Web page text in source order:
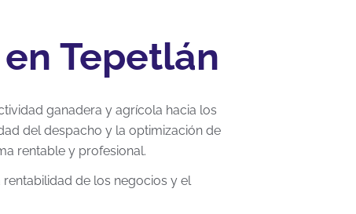
Tepetlán
ganadera y agrícola hacia los
del despacho y la optimización de
rentable y profesional.
de los negocios y el